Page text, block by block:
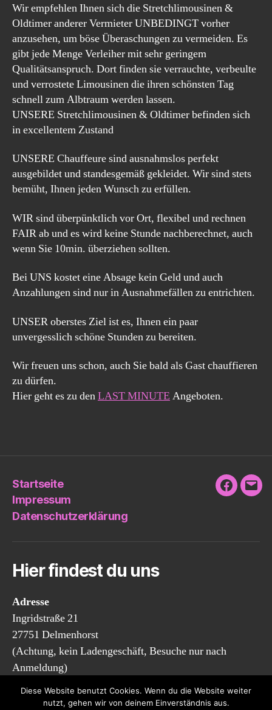
Wir empfehlen Ihnen sich die Stretchlimousinen &
Oldtimer anderer Vermieter UNBEDINGT vorher
anzusehen, um böse Überaschungen zu vermeiden. Es
gibt jede Menge Verleiher mit sehr geringem
Qualitätsanspruch. Dort finden sie verrauchte, verbeulte
und verrostete Limousinen die ihren schönsten Tag
schnell zum Albtraum werden lassen.
UNSERE Stretchlimousinen & Oldtimer befinden sich
in excellentem Zustand
UNSERE Chauffeure sind ausnahmslos perfekt
ausgebildet und standesgemäß gekleidet. Wir sind stets
bemüht, Ihnen jeden Wunsch zu erfüllen.
WIR sind überpünktlich vor Ort, flexibel und rechnen
FAIR ab und es wird keine Stunde nachberechnet, auch
wenn Sie 10min. überziehen sollten.
Bei UNS kostet eine Absage kein Geld und auch
Anzahlungen sind nur in Ausnahmefällen zu entrichten.
UNSER oberstes Ziel ist es, Ihnen ein paar
unvergesslich schöne Stunden zu bereiten.
Wir freuen uns schon, auch Sie bald als Gast chauffieren
zu dürfen.
Hier geht es zu denLAST MINUTE Angeboten.
Startseite
Impressum
Datenschutzerklärung
E-
Hier findest du uns
Adresse
Ingridstraße 21
27751 Delmenhorst
(Achtung, kein Ladengeschäft, Besuche nur nach
Anmeldung)
Öffnungszeiten
Diese Website benutzt Cookies. Wenn du die Website weiter
nutzt, gehen wir von deinem Einverständnis aus.